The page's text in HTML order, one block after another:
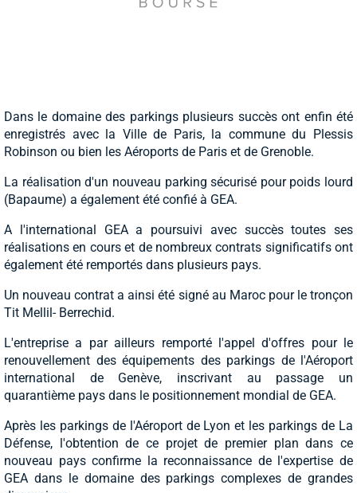
Dans le domaine des parkings plusieurs succès ont enfin été
enregistrés avec la Ville de Paris, la commune du Plessis
Robinson ou bien les Aéroports de Paris et de Grenoble.
La réalisation d'un nouveau parking sécurisé pour poids lourd
(Bapaume) a également été confié à GEA.
A l'international GEA a poursuivi avec succès toutes ses
réalisations en cours et de nombreux contrats significatifs ont
également été remportés dans plusieurs pays.
Un nouveau contrat a ainsi été signé au Maroc pour le tronçon
Tit Mellil- Berrechid.
L'entreprise a par ailleurs remporté l'appel d'offres pour le
renouvellement des équipements des parkings de l'Aéroport
international de Genève, inscrivant au passage un
quarantième pays dans le positionnement mondial de GEA.
Après les parkings de l'Aéroport de Lyon et les parkings de La
Défense, l'obtention de ce projet de premier plan dans ce
nouveau pays confirme la reconnaissance de l'expertise de
GEA dans le domaine des parkings complexes de grandes